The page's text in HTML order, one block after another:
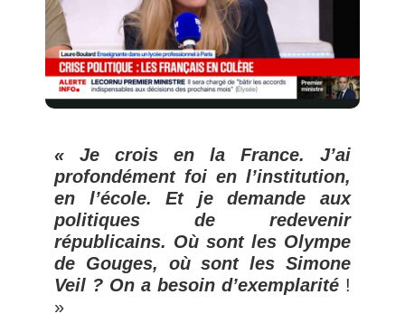
« Je crois en la France. J’ai
profondément foi en l’institution,
en l’école. Et je demande aux
politiques de redevenir
républicains. Où sont les Olympe
de Gouges, où sont les Simone
Veil ? On a besoin d’exemplarité !
»